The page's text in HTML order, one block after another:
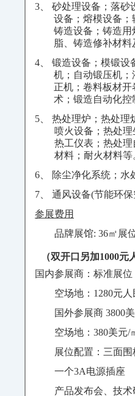
3、 砂处理设备；落砂
设备；熔模设备
铸造设备；铸造
脂、铸造修补材
4、 锻造设备；模锻设
机；自动锻压机
正机；卷料板材
术；锻造自动化控
5、 热处理炉；热处
喷火设备；热处
热工仪表；热处
材料；耐火材料等
6、 除尘净化系统；水
7、 通风设备(节能环
参展费用
品牌展馆: 36㎡展
（双开口另加1000元
国内参展商：标准展
空场地：1280元
国外参展商 3800
空场地：380美元
展位配置：三面
一个3A电源插座
产品发布会、技